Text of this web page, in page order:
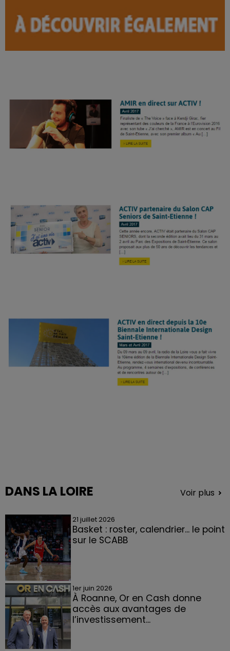
DANS LA LOIRE Voir plus
21 juillet 2026
Basket : roster, calendrier... le point
sur le SCABB
1er juin 2026
À Roanne, Or en Cash donne
accès aux avantages de
l’investissement...